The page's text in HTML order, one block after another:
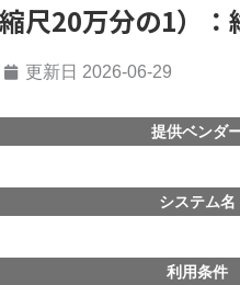
尺20万分の1）：
更新日 2026-06-29
提供ベンダ
システム名
利用条件